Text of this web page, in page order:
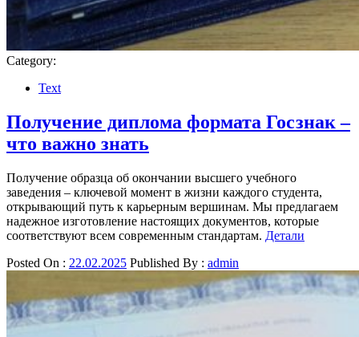
Category:
Text
Получение диплома формата Госзнак –
что важно знать
Получение образца об окончании высшего учебного
заведения – ключевой момент в жизни каждого студента,
открывающий путь к карьерным вершинам. Мы предлагаем
надежное изготовление настоящих документов, которые
соответствуют всем современным стандартам. Детали
Posted On : 22.02.2025 Published By : admin